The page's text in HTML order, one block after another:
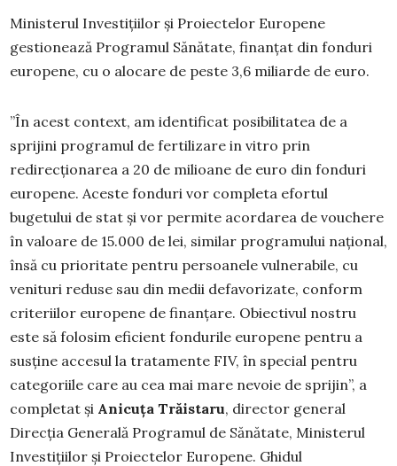
Ministerul Investițiilor și Proiectelor Europene
gestionează Programul Sănătate, finanțat din fonduri
europene, cu o alocare de peste 3,6 miliarde de euro.
”În acest context, am identificat posibilitatea de a
sprijini programul de fertilizare in vitro prin
redirecționarea a 20 de milioane de euro din fonduri
europene. Aceste fonduri vor completa efortul
bugetului de stat și vor permite acordarea de vouchere
în valoare de 15.000 de lei, similar programului național,
însă cu prioritate pentru persoanele vulnerabile, cu
venituri reduse sau din medii defavorizate, conform
criteriilor europene de finanțare. Obiectivul nostru
este să folosim eficient fondurile europene pentru a
susține accesul la tratamente FIV, în special pentru
categoriile care au cea mai mare nevoie de sprijin”, a
completat și Anicuța Trăistaru, director general
Direcția Generală Programul de Sănătate, Ministerul
Investițiilor și Proiectelor Europene. Ghidul